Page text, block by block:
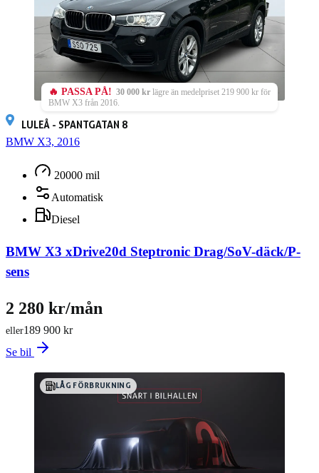
🔥 PASSA PÅ! 30 000 kr lägre än medelpriset 219 900 kr för
BMW X3 från 2016.
LULEÅ - SPANTGATAN 8
BMW X3, 2016
20000 mil
Automatisk
Diesel
BMW X3 xDrive20d Steptronic Drag/SoV-däck/P-
sens
189 900 kr
eller
2 280 kr/mån
Se bil
LÅG FÖRBRUKNING